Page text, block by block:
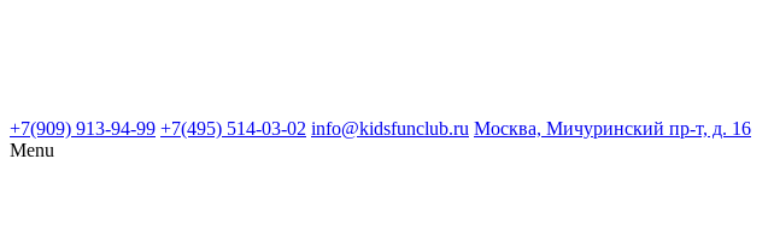
+7(909) 913-94-99 +7(495) 514-03-02 info@kidsfunclub.ru Москва, Мичуринский пр-т, д. 16
Menu